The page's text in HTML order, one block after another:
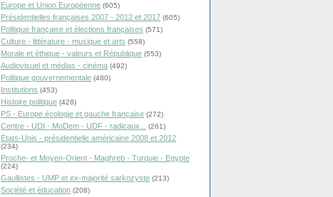
Europe et Union Européenne (605)
Présidentielles françaises 2007 - 2012 et 2017 (605)
Politique française et élections françaises (571)
Culture - littérature - musique et arts (558)
Morale et éthique - valeurs et République (553)
Audiovisuel et médias - cinéma (492)
Politique gouvernementale (480)
Institutions (453)
Histoire politique (428)
PS - Europe écologie et gauche française (272)
Centre - UDI - MoDem - UDF - radicaux... (261)
États-Unis - présidentielle américaine 2008 et 2012
(234)
Proche- et Moyen-Orient - Maghreb - Turquie - Egypte
(224)
Gaullistes - UMP et ex-majorité sarkozyste (213)
Société et éducation (208)